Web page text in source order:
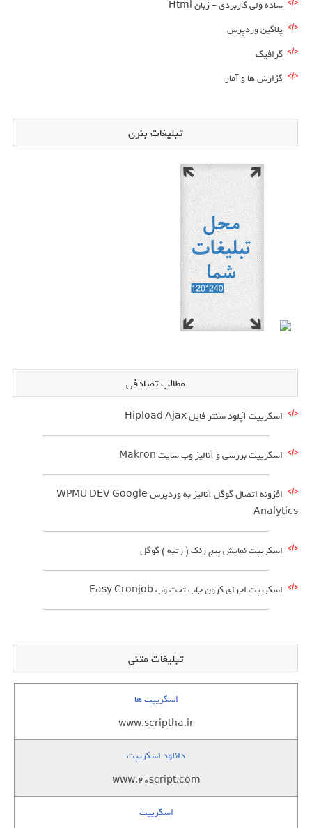
ساده ولی کاربردی – زبان Html
پلاگین وردپرس
گرافیک
گزارش ها و آمار
تبلیغات بنری
مطالب تصادفی
اسکریپت آپلود سنتر فایل Hipload Ajax
اسکریپت بررسی و آنالیز وب سایت Makron
افزونه اتصال گوگل آنالیز به وردپرس WPMU DEV Google
Analytics
اسکریپت نمایش پیج رنک ( رتبه ) گوگل
اسکریپت اجرای کرون جاب تحت وب Easy Cronjob
تبلیغات متنی
اسکریپت ها
www.scriptha.ir
دانلود اسکریپت
www.20script.com
اسکریپت